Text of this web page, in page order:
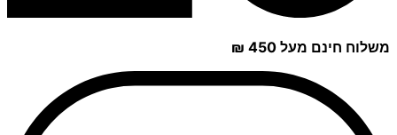
משלוח חינם מעל 450 ₪